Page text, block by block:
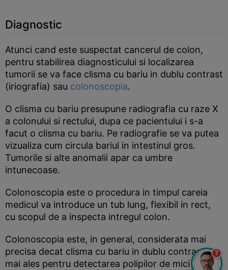
Diagnostic
Atunci cand este suspectat cancerul de colon,
pentru stabilirea diagnosticului si localizarea
tumorii se va face clisma cu bariu in dublu contrast
(iriografia) sau colonoscopia.
O clisma cu bariu presupune radiografia cu raze X
a colonului si rectului, dupa ce pacientului i s-a
facut o clisma cu bariu. Pe radiografie se va putea
vizualiza cum circula bariul in intestinul gros.
Tumorile si alte anomalii apar ca umbre
intunecoase.
Colonoscopia este o procedura in timpul careia
medicul va introduce un tub lung, flexibil in rect,
cu scopul de a inspecta intregul colon.
Colonoscopia este, in general, considerata mai
precisa decat clisma cu bariu in dublu contrast,
mai ales pentru detectarea polipilor de mici
?